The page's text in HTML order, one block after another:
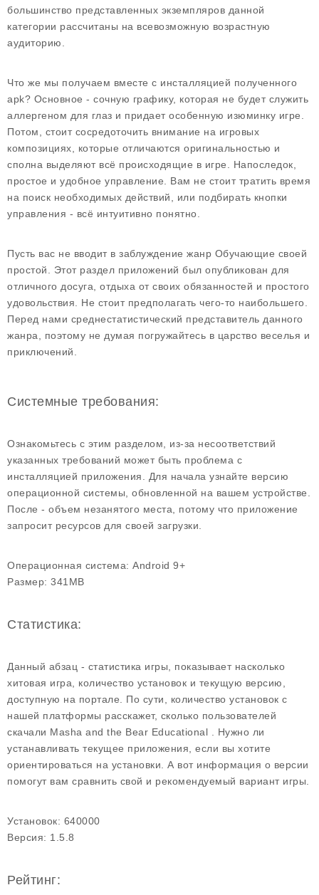
большинство представленных экземпляров данной
категории рассчитаны на всевозможную возрастную
аудиторию.
Что же мы получаем вместе с инсталляцией полученного
apk? Основное - сочную графику, которая не будет служить
аллергеном для глаз и придает особенную изюминку игре.
Потом, стоит сосредоточить внимание на игровых
композициях, которые отличаются оригинальностью и
сполна выделяют всё происходящие в игре. Напоследок,
простое и удобное управление. Вам не стоит тратить время
на поиск необходимых действий, или подбирать кнопки
управления - всё интуитивно понятно.
Пусть вас не вводит в заблуждение жанр Обучающие своей
простой. Этот раздел приложений был опубликован для
отличного досуга, отдыха от своих обязанностей и простого
удовольствия. Не стоит предполагать чего-то наибольшего.
Перед нами среднестатистический представитель данного
жанра, поэтому не думая погружайтесь в царство веселья и
приключений.
Системные требования:
Ознакомьтесь с этим разделом, из-за несоответствий
указанных требований может быть проблема с
инсталляцией приложения. Для начала узнайте версию
операционной системы, обновленной на вашем устройстве.
После - объем незанятого места, потому что приложение
запросит ресурсов для своей загрузки.
Операционная система: Android 9+
Размер: 341MB
Статистика:
Данный абзац - статистика игры, показывает насколько
хитовая игра, количество установок и текущую версию,
доступную на портале. По сути, количество установок с
нашей платформы расскажет, сколько пользователей
скачали Masha and the Bear Educational . Нужно ли
устанавливать текущее приложения, если вы хотите
ориентироваться на установки. А вот информация о версии
помогут вам сравнить свой и рекомендуемый вариант игры.
Установок: 640000
Версия: 1.5.8
Рейтинг: